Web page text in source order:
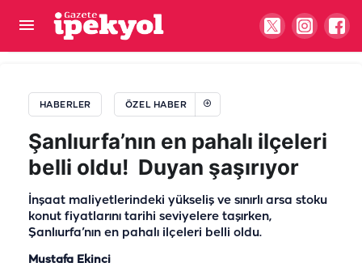
HABERLER ÖZEL HABER
Şanlıurfa’nın en pahalı ilçeleri
belli oldu! Duyan şaşırıyor
İnşaat maliyetlerindeki yükseliş ve sınırlı arsa stoku
konut fiyatlarını tarihi seviyelere taşırken,
Şanlıurfa’nın en pahalı ilçeleri belli oldu.
Mustafa Ekinci
Şanlıurfa'da bir ömür ocağın başında: Çıraklığını